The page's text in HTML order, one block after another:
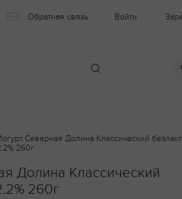
Обратная связь Войти
Северная Долина Классический
260г
Долина Классический
260г